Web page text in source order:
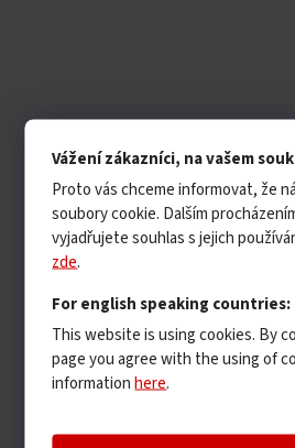
Vážení zákazníci, na vašem
Proto vás chceme informovat, že
soubory cookie. Dalším
vyjadřujete souhlas s jejich
zde.
For english speaking countries:
This website is using cookies. By
page you agree with the using of
informationhere.